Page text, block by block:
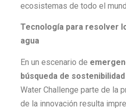
ecosistemas de todo el
Tecnología para resolver
agua
En un escenario de
búsqueda de
Water Challenge parte de la
de la innovación resulta